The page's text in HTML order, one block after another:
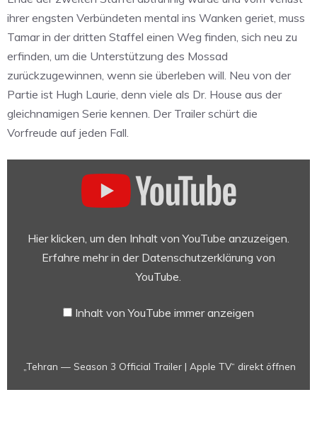
ihrer engsten Verbündeten mental ins Wanken geriet, muss
Tamar in der dritten Staffel einen Weg finden, sich neu zu
erfinden, um die Unterstützung des Mossad
zurückzugewinnen, wenn sie überleben will. Neu von der
Partie ist Hugh Laurie, denn viele als Dr. House aus der
gleichnamigen Serie kennen. Der Trailer schürt die
Vorfreude auf jeden Fall.
OfficialHier klicken, um den Inhalt von YouTube anzuzeigen.
Erfahre mehr in der Datenschutzerklärung von
YouTube
Inhalt von YouTube immer anzeigen
„Tehran — Season 3 Official Trailer | Apple TV“ direkt öffnen